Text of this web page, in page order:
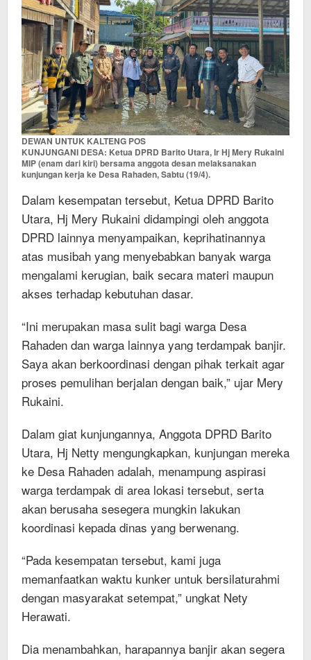
DEWAN UNTUK KALTENG POS
KUNJUNGANI DESA: Ketua DPRD Barito Utara, Ir Hj Mery Rukaini
MIP (enam dari kiri) bersama anggota desan melaksanakan
kunjungan kerja ke Desa Rahaden, Sabtu (19/4).
Dalam kesempatan tersebut, Ketua DPRD Barito
Utara, Hj Mery Rukaini didampingi oleh anggota
DPRD lainnya menyampaikan, keprihatinannya
atas musibah yang menyebabkan banyak warga
mengalami kerugian, baik secara materi maupun
akses terhadap kebutuhan dasar.
“Ini merupakan masa sulit bagi warga Desa
Rahaden dan warga lainnya yang terdampak banjir.
Saya akan berkoordinasi dengan pihak terkait agar
proses pemulihan berjalan dengan baik,” ujar Mery
Rukaini.
Dalam giat kunjungannya, Anggota DPRD Barito
Utara, Hj Netty mengungkapkan, kunjungan mereka
ke Desa Rahaden adalah, menampung aspirasi
warga terdampak di area lokasi tersebut, serta
akan berusaha sesegera mungkin lakukan
koordinasi kepada dinas yang berwenang.
“Pada kesempatan tersebut, kami juga
memanfaatkan waktu kunker untuk bersilaturahmi
dengan masyarakat setempat,” ungkat Nety
Herawati.
Dia menambahkan, harapannya banjir akan segera